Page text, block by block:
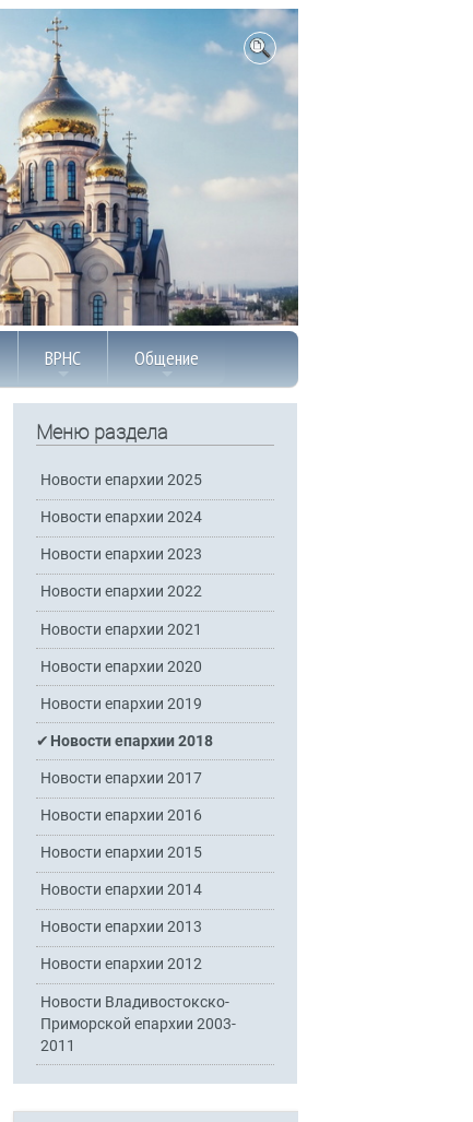
ВРНС Общение
Меню раздела
Новости епархии 2025
Новости епархии 2024
Новости епархии 2023
Новости епархии 2022
Новости епархии 2021
Новости епархии 2020
Новости епархии 2019
Новости епархии 2018
Новости епархии 2017
Новости епархии 2016
Новости епархии 2015
Новости епархии 2014
Новости епархии 2013
Новости епархии 2012
Новости Владивостокско-
Приморской епархии 2003-
2011